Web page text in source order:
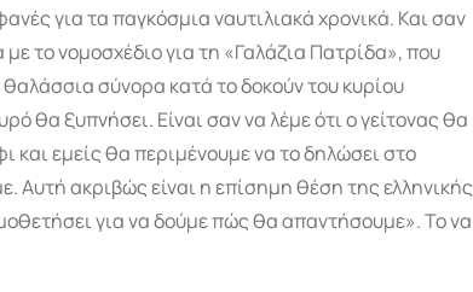
για τα παγκόσμια ναυτιλιακά χρονικά. Και σαν
το νομοσχέδιο για τη «Γαλάζια Πατρίδα», που
θαλάσσια σύνορα κατά το δοκούν του κυρίου
θα ξυπνήσει. Είναι σαν να λέμε ότι ο γείτονας θα
και εμείς θα περιμένουμε να το δηλώσει στο
Αυτή ακριβώς είναι η επίσημη θέση της ελληνικής
για να δούμε πώς θα απαντήσουμε». Το να